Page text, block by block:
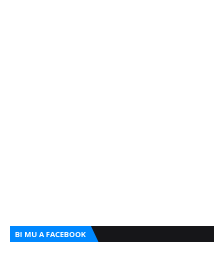
BI MU A FACEBOOK